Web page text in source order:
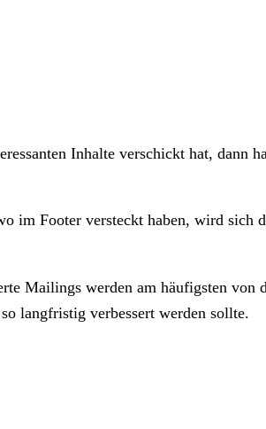
Inhalte verschickt hat, dann
im Footer versteckt haben, wird sich
Mailings werden am häufigsten von
langfristig verbessert werden sollte.